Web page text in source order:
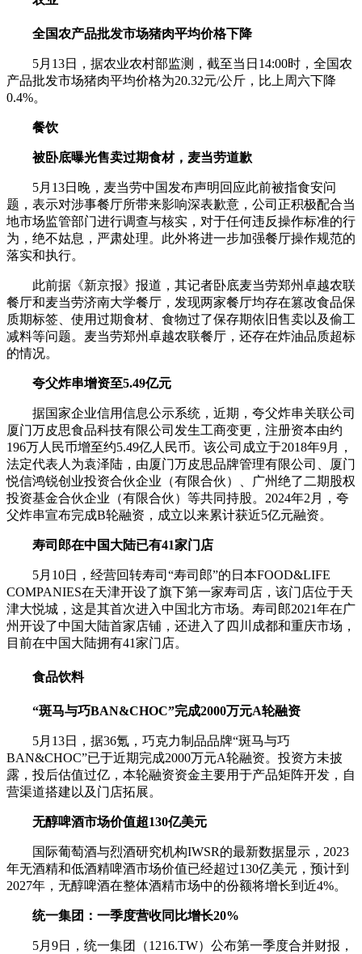
全国农产品批发市场猪肉平均价格下降
5月13日，据农业农村部监测，截至当日14:00时，全国农
产品批发市场猪肉平均价格为20.32元/公斤，比上周六下降
0.4%。
餐饮
被卧底曝光售卖过期食材，麦当劳道歉
5月13日晚，麦当劳中国发布声明回应此前被指食安问
题，表示对涉事餐厅所带来影响深表歉意，公司正积极配合当
地市场监管部门进行调查与核实，对于任何违反操作标准的行
为，绝不姑息，严肃处理。此外将进一步加强餐厅操作规范的
落实和执行。
此前据《新京报》报道，其记者卧底麦当劳郑州卓越农联
餐厅和麦当劳济南大学餐厅，发现两家餐厅均存在篡改食品保
质期标签、使用过期食材、食物过了保存期依旧售卖以及偷工
减料等问题。麦当劳郑州卓越农联餐厅，还存在炸油品质超标
的情况。
夸父炸串增资至5.49亿元
据国家企业信用信息公示系统，近期，夸父炸串关联公司
厦门万皮思食品科技有限公司发生工商变更，注册资本由约
196万人民币增至约5.49亿人民币。该公司成立于2018年9月，
法定代表人为袁泽陆，由厦门万皮思品牌管理有限公司、厦门
悦信鸿锐创业投资合伙企业（有限合伙）、广州绝了二期股权
投资基金合伙企业（有限合伙）等共同持股。2024年2月，夸
父炸串宣布完成B轮融资，成立以来累计获近5亿元融资。
寿司郎在中国大陆已有41家门店
5月10日，经营回转寿司“寿司郎”的日本FOOD&LIFE
COMPANIES在天津开设了旗下第一家寿司店，该门店位于天
津大悦城，这是其首次进入中国北方市场。寿司郎2021年在广
州开设了中国大陆首家店铺，还进入了四川成都和重庆市场，
目前在中国大陆拥有41家门店。
食品饮料
“斑马与巧BAN&CHOC”完成2000万元A轮融资
5月13日，据36氪，巧克力制品品牌“斑马与巧
BAN&CHOC”已于近期完成2000万元A轮融资。投资方未披
露，投后估值过亿，本轮融资资金主要用于产品矩阵开发，自
营渠道搭建以及门店拓展。
无醇啤酒市场价值超130亿美元
国际葡萄酒与烈酒研究机构IWSR的最新数据显示，2023
年无酒精和低酒精啤酒市场价值已经超过130亿美元，预计到
2027年，无醇啤酒在整体酒精市场中的份额将增长到近4%。
统一集团：一季度营收同比增长20%
5月9日，统一集团（1216.TW）公布第一季度合并财报，